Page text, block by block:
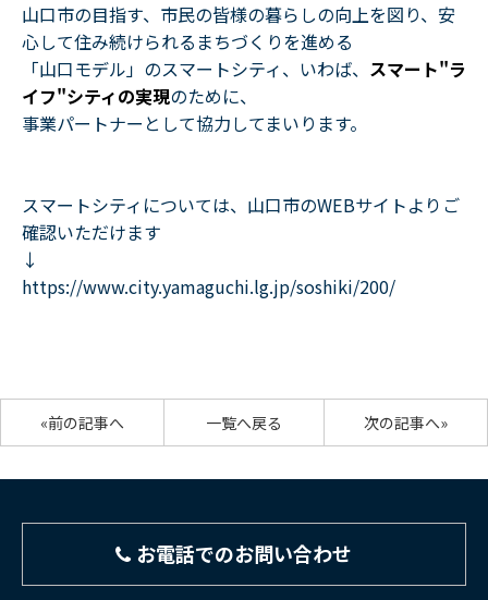
山口市の目指す、市民の皆様の暮らしの向上を図り、安
心して住み続けられるまちづくりを進める
「山口モデル」のスマートシティ、いわば、 スマート"ラ
イフ"シティの実現のために、
事業パートナーとして協力してまいります。
スマートシティについては、山口市のWEBサイトよりご
確認いただけます
↓
https://www.city.yamaguchi.lg.jp/soshiki/200/
«前の記事へ 次の記事へ»
一覧へ戻る
お電話でのお問い合わせ